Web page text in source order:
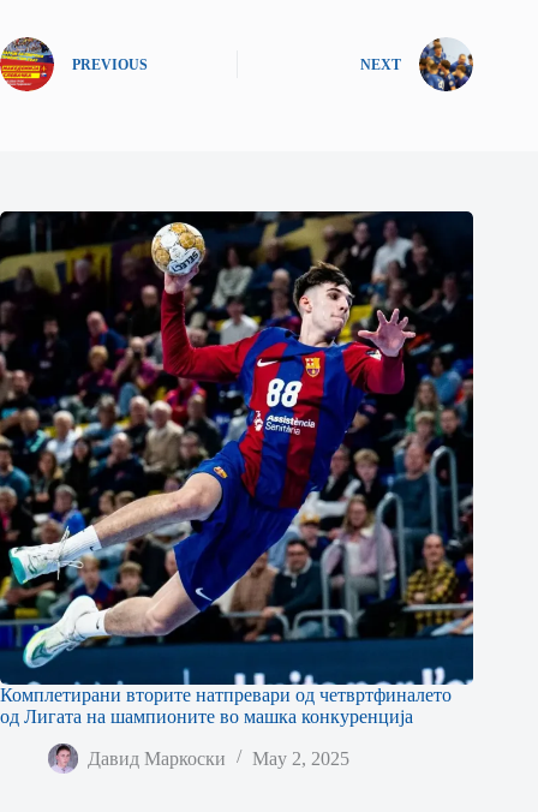
PREVIOUS NEXT
Комплетирани вторите натпревари од четвртфиналето
од Лигата на шампионите во машка конкуренција
Давид Маркоски May 2, 2025